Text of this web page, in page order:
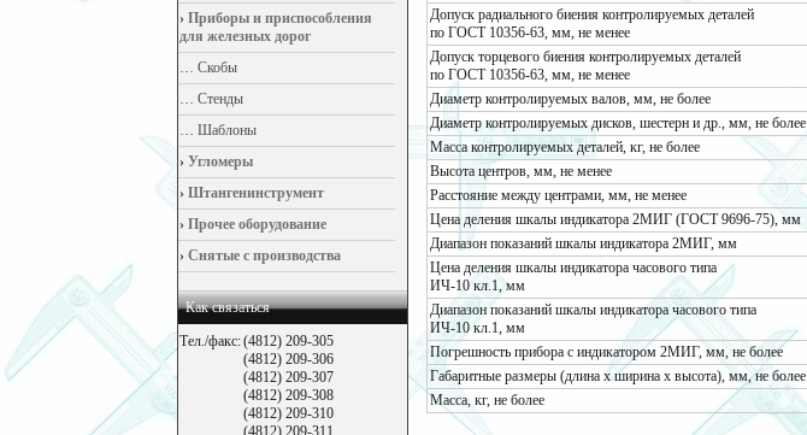
Допуск радиального биения контролируемых деталей
по ГОСТ 10356-63, мм, не менее
Допуск торцевого биения контролируемых деталей
по ГОСТ 10356-63, мм, не менее
Диаметр контролируемых валов, мм, не более
Диаметр контролируемых дисков, шестерн и др., мм, не более
Масса контролируемых деталей, кг, не более
Высота центров, мм, не менее
Расстояние между центрами, мм, не менее
Цена деления шкалы индикатора 2МИГ (ГОСТ 9696-75), мм
Диапазон показаний шкалы индикатора 2МИГ, мм
Цена деления шкалы индикатора часового типа
ИЧ-10 кл.1, мм
Диапазон показаний шкалы индикатора часового типа
ИЧ-10 кл.1, мм
Погрешность прибора с индикатором 2МИГ, мм, не более
Габаритные размеры (длина х ширина х высота), мм, не более
Масса, кг, не более
› Приборы и приспособления
для железных дорог
… Скобы
… Стенды
… Шаблоны
› Угломеры
› Штангенинструмент
› Прочее оборудование
› Снятые с производства
Как связаться
Тел./факс:(4812) 209-305
(4812) 209-306
(4812) 209-307
(4812) 209-308
(4812) 209-310
(4812) 209-311